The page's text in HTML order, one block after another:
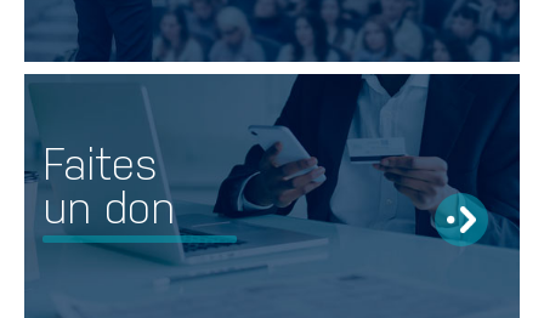
Faites
un don